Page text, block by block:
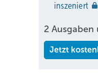
z.
inszeniert
2
Jetzt